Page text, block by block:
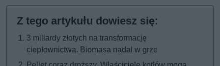
3 miliardy złotych na transformację
ciepłownictwa. Biomasa nadal w grze